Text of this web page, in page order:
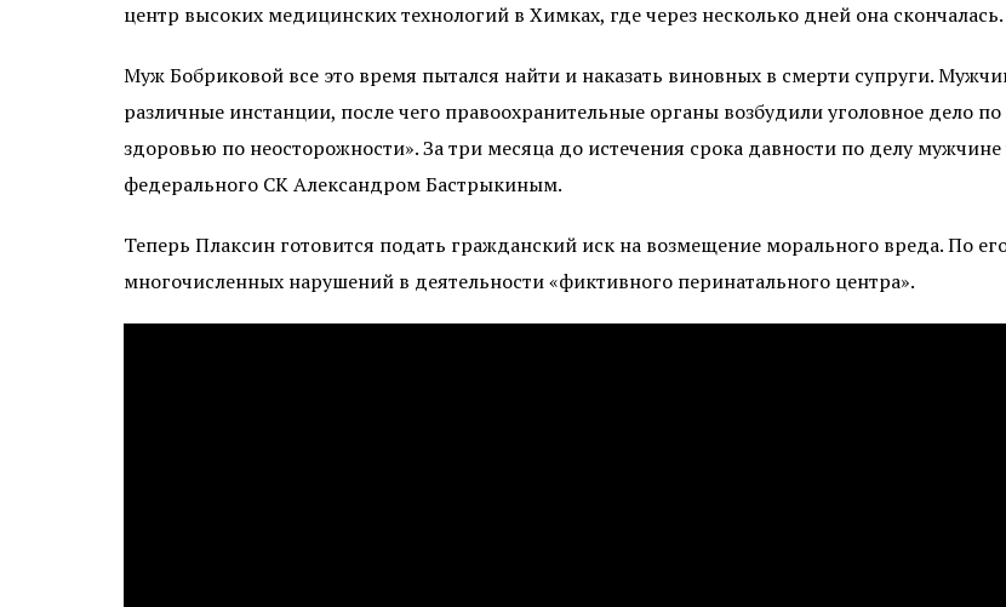
центр высоких медицинских технологий в Химках, где через несколько дней она скончалась.
Муж Бобриковой все это время пытался найти и наказать виновных в смерти супруги.
различные инстанции, после чего правоохранительные органы возбудили уголовное дело
здоровью по неосторожности». За три месяца до истечения срока давности по делу
федерального СК Александром Бастрыкиным.
Теперь Плаксин готовится подать гражданский иск на возмещение морального вреда. По
многочисленных нарушений в деятельности «фиктивного перинатального центра».